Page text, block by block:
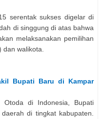
serentak sukses digelar di
di singgung di atas bahwa
melaksanakan pemilihan
walikota.
Bupati Baru di Kampar
di Indonesia, Bupati
di tingkat kabupaten.